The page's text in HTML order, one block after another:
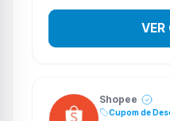
VER
Shopee
Cupom de